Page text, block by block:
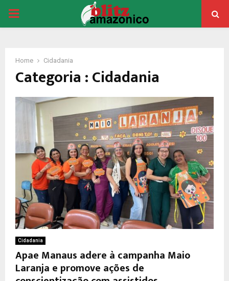
PRIMARY
Home Cidadania
Categoria : Cidadania
Cidadania
Apae Manaus adere à campanha Maio
Laranja e promove ações de